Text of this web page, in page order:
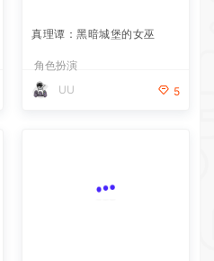
真理谭：黑暗城堡的女巫
角色扮演
UU
5